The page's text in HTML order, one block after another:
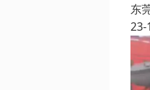
东
23-